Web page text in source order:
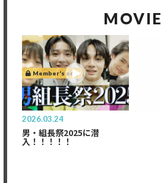
MOVIE
Member's only
2026.03.24
男・組長祭2025に潜
入！！！！！